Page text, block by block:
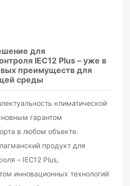
для
IEC12 Plus – уже в
преимуществ для
среды
климатической
гарантом
в любом объекте.
продукт для
– IEC12 Plus,
инновационных технологий